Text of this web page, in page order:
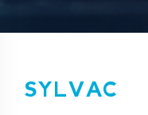
SYLVAC